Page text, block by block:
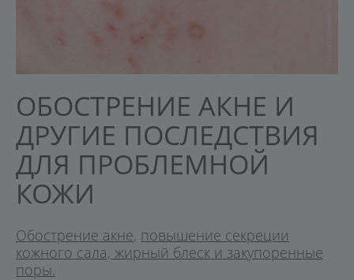
ОБОСТРЕНИЕ АКНЕ И
ДРУГИЕ ПОСЛЕДСТВИЯ
ДЛЯ ПРОБЛЕМНОЙ
КОЖИ
Обострение акне, повышение секреции
кожного сала, жирный блеск и закупоренные
поры.